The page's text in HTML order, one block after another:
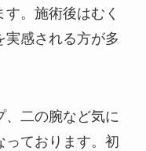
。施術後はむく
実感される方が多
、二の腕など気に
っております。初